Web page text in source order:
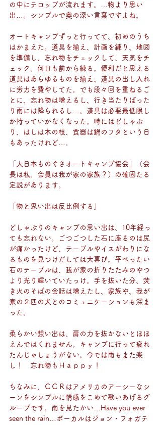
の中にテロップが流れます。…物より思い
出…。シンプルで奥の深い言葉ですよね。
オートキャンプずっと行ってて、初めのうち
はかまえた。道具を揃え、計画を練り、地図
を準備し、忘れ物をチェックして、天気をチ
ェック。何日も前から練る。便利だと思える
道具はあらゆるものを揃え、道具の出し入れ
に労力を費やしてた。でも段々回を重ねるご
とに、忘れ物は増えるし、行き当たりばった
り雨には降られるし…。道具は必要最低限し
か持っていかなくなった。時にはどしゃぶ
り、はしは木の枝、食器は鍋のフタという日
もあったけれど…。
「大日本ものぐさオートキャンプ協会」（会
長は私、会員は我が家の家族？）の確固たる
定説があります。
「物と思い出は反比例する」
どしゃぶりのキャンプの思い出は、10年経っ
ても忘れない。ごつごつした石に座るのは尻
が痛かったけど、テーブルやイスがわりにな
るものを見つけだしては大喜び。平べったい
石のテーブルは、我が家の折りたたみのやつ
より光り輝いていたっけ。手を抜いた分、焚
き火のそばの会話は増えたし、家族や、我が
家の２匹の犬とのコミュニケーションも深ま
った。
柔らかい想い出は、肩の力を抜かないとほほ
えんではくれません。キャンプに行って疲れ
たんじゃしょうがない。今では雨もまた楽
し！　忘れ物もＨａｐｐｙ！
ちなみに、ＣＣＲはアメリカのアーシーなシ
ーンをシンプルに情感をこめて歌いあげるグ
ループです。雨を見たかい…Have you ever
seen the rain…ボーカルはジョン・フォガテ